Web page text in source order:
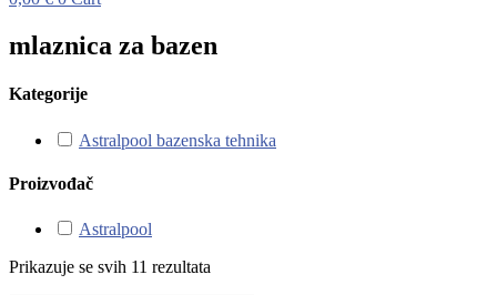
mlaznica za bazen
Kategorije
Astralpool bazenska tehnika
Proizvođač
Astralpool
Prikazuje se svih 11 rezultata